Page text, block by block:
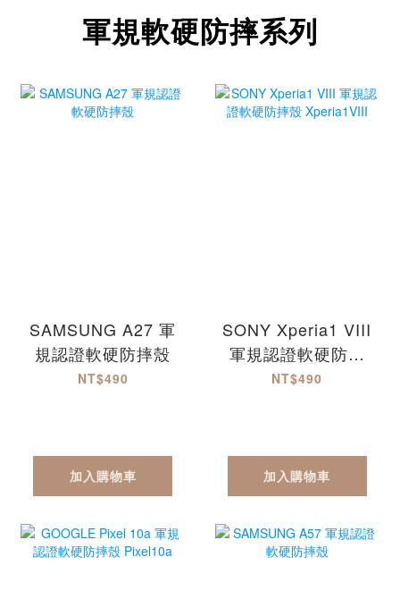
軍規軟硬防摔系列
SAMSUNG A27 軍
規認證軟硬防摔殼
NT$490
加入購物車
SONY Xperia1 VIII
軍規認證軟硬防摔
殼 Xperia1VIII
NT$490
加入購物車